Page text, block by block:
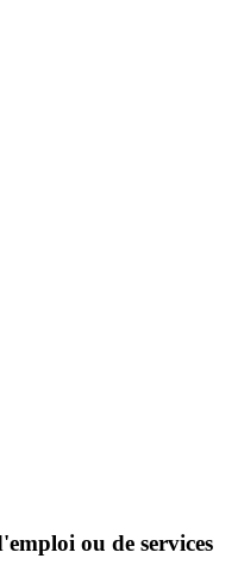
ou de services